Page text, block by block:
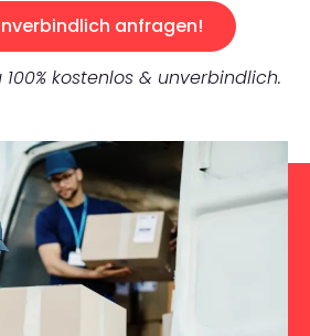
anfragen!
kostenlos & unverbindlich.